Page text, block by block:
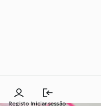
RegistoIniciar sessão